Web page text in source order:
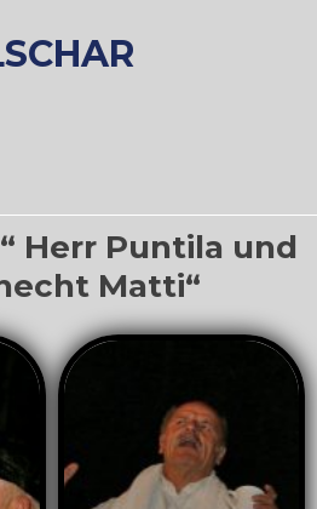
Herr Puntila und
Matti“